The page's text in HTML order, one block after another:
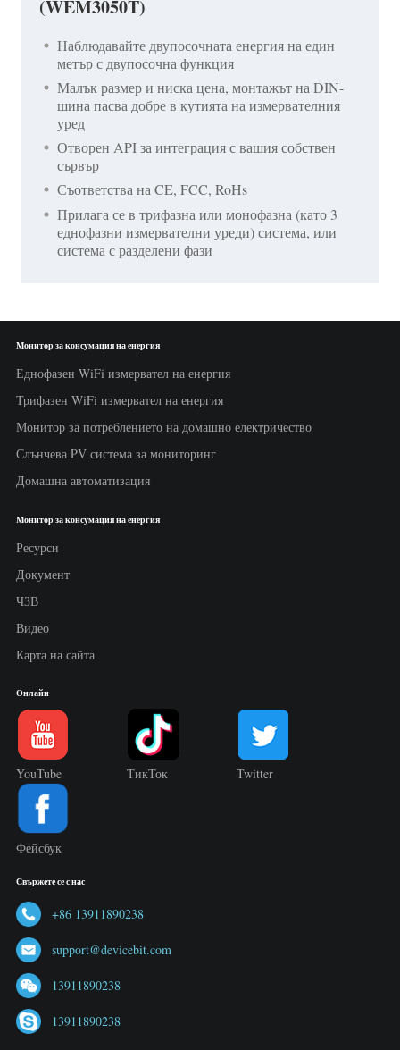
(WEM3050T)
Наблюдавайте двупосочната енергия на един
метър с двупосочна функция
Малък размер и ниска цена, монтажът на DIN-
шина пасва добре в кутията на измервателния
уред
Отворен API за интеграция с вашия собствен
сървър
Съответства на CE, FCC, RoHs
Прилага се в трифазна или монофазна (като 3
еднофазни измервателни уреди) система, или
система с разделени фази
Монитор за консумация на енергия
Еднофазен WiFi измервател на енергия
Трифазен WiFi измервател на енергия
Монитор за потреблението на домашно електричество
Слънчева PV система за мониторинг
Домашна автоматизация
Монитор за консумация на енергия
Ресурси
Документ
ЧЗВ
Видео
Карта на сайта
Онлайн
YouTube ТикТок Twitter
Фейсбук
Свържете се с нас
+86 13911890238
support@devicebit.com
13911890238
13911890238